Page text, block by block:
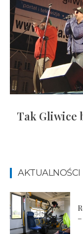
Tak Gliwice
AKTUALNOŚCI